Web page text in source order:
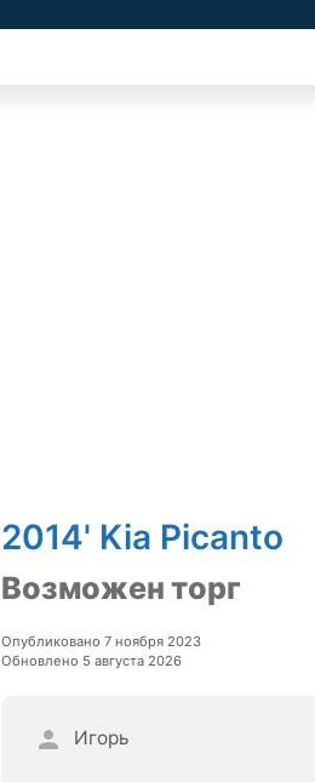
2014' Kia Picanto
Возможен торг
Опубликовано 7 ноября 2023
Обновлено 5 августа 2026
Игорь